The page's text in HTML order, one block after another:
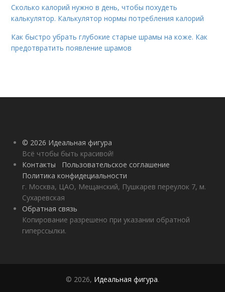
Сколько калорий нужно в день, чтобы похудеть
калькулятор. Калькулятор нормы потребления калорий
Как быстро убрать глубокие старые шрамы на коже. Как
предотвратить появление шрамов
© 2026 Идеальная фигура
Всё чтобы быть красивой!
Контакты
Пользовательское соглашение
Политика конфидециальности
г. Москва, ЦАО, Мещанский, Пушкарев переулок 7, м.
Сухаревская
Обратная связь
Копирование разрешено при указании обратной
гиперссылки.
© 2026, Идеальная фигура.